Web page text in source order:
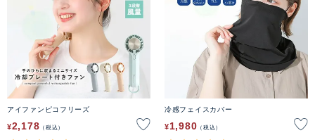
アイファンピコフリーズ
¥2,178 税込
冷感フェイスカバー
¥1,980 税込